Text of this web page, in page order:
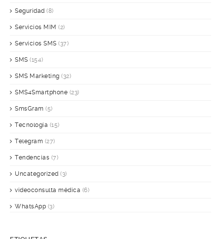
Seguridad (8)
Servicios MIM (2)
Servicios SMS (37)
SMS (154)
SMS Marketing (32)
SMS4Smartphone (23)
SmsGram (5)
Tecnología (15)
Telegram (27)
Tendencias (7)
Uncategorized (3)
videoconsulta médica (6)
WhatsApp (3)